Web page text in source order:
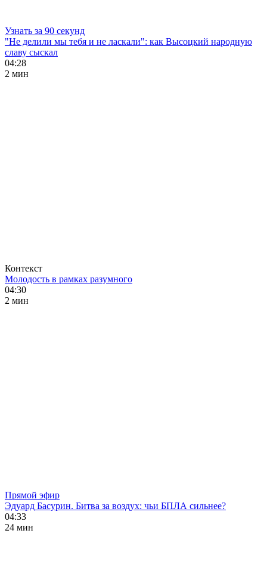
Узнать за 90 секунд
"Не делили мы тебя и не ласкали": как Высоцкий народную
славу сыскал
04:28
2 мин
Контекст
Молодость в рамках разумного
04:30
2 мин
Прямой эфир
Эдуард Басурин. Битва за воздух: чьи БПЛА сильнее?
04:33
24 мин